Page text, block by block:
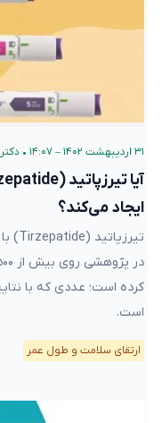
۳۱ اردیبهشت ۱۴۰۲ – ۱۴:۰۷ •
ایجاد می‌کند؟
کرده است؛ عددی که با
است.
ارتقای سلامت و طول عمر